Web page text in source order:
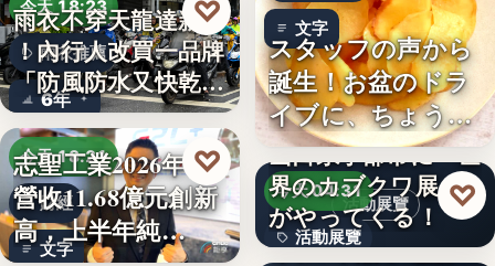
今天 18:23
雨衣推薦
6年
雨衣不穿天龍達新牌
！內行人改買一品牌
「防風防水又快乾、
穿…
♡
今天 18:21
財經
文字
志聖工業2026年7月
營收11.68億元創新
高，上半年純…
♡
文字
スタッフの声から
誕生！お盆のドラ
イブに、ちょうど
いい。「…
活動展覽
今天 04:31
活動展覽
山口県宇部市に『世
界のカブクワ展』
がやってくる！
♡
令和8年熊本地震へ